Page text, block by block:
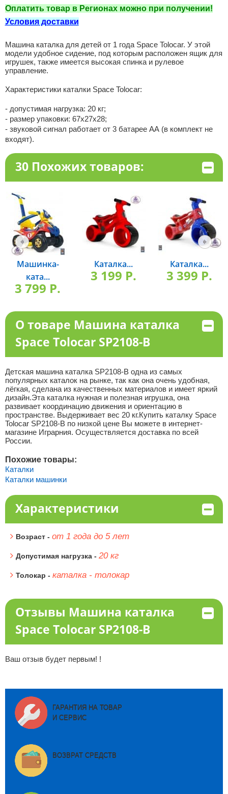
Оплатить товар в Регионах можно при получении!
Условия доставки
Машина каталка для детей от 1 года Space Tolocar. У этой
модели удобное сидение, под которым расположен ящик для
игрушек, также имеется высокая спинка и рулевое
управление.
Характеристики каталки Space Tolocar:
- допустимая нагрузка: 20 кг;
- размер упаковки: 67х27х28;
- звуковой сигнал работает от 3 батарее АА (в комплект не
входят).
30 Похожих товаров:
Машинка-
ката...
3 799 P.
Каталка...
3 199 P.
Каталка...
3 399 P.
О товаре Машина каталка
Space Tolocar SP2108-B
Детская машина каталка SP2108-B одна из самых
популярных каталок на рынке, так как она очень удобная,
лёгкая, сделана из качественных материалов и имеет яркий
дизайн.Эта каталка нужная и полезная игрушка, она
развивает координацию движения и ориентацию в
пространстве. Выдерживает вес 20 кг.Купить каталку Space
Tolocar SP2108-B по низкой цене Вы можете в интернет-
магазине Играрния. Осуществляется доставка по всей
России.
Похожие товары:
Каталки
Каталки машинки
Характеристики
Возраст - от 1 года до 5 лет
Допустимая нагрузка - 20 кг
Толокар - каталка - толокар
Отзывы Машина каталка
Space Tolocar SP2108-B
Ваш отзыв будет первым! !
ГАРАНТИЯ НА ТОВАР
И СЕРВИС
ВОЗВРАТ СРЕДСТВ